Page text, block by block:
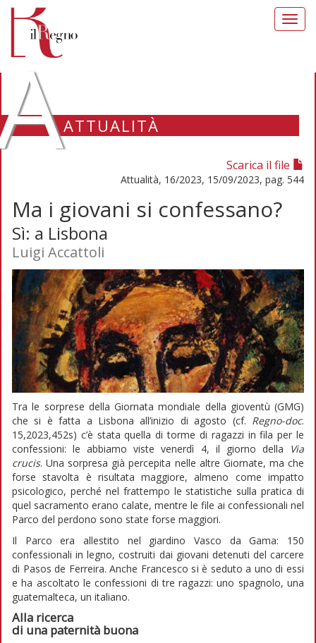
ATTUALITÀ
Scarica il file
Attualità, 16/2023, 15/09/2023, pag. 544
Ma i giovani si confessano?
Sì: a Lisbona
Luigi Accattoli
Tra le sorprese della Giornata mondiale della gioventù (GMG)
che si è fatta a Lisbona all’inizio di agosto (cf. Regno-doc.
15,2023,452s) c’è stata quella di torme di ragazzi in fila per le
confessioni: le abbiamo viste venerdì 4, il giorno della
Via
crucis. Una sorpresa già percepita nelle altre Giornate, ma che
forse stavolta è risultata maggiore, almeno come impatto
psicologico, perché nel frattempo le statistiche sulla pratica di
quel sacramento erano calate, mentre le file ai confessionali nel
Parco del perdono sono state forse maggiori.
Il Parco era allestito nel giardino Vasco da Gama: 150
confessionali in legno, costruiti dai giovani detenuti del carcere
di Pasos de Ferreira. Anche Francesco si è seduto a uno di essi
e ha ascoltato le confessioni di tre ragazzi: uno spagnolo, una
guatemalteca, un italiano.
Alla ricerca
di una paternità buona